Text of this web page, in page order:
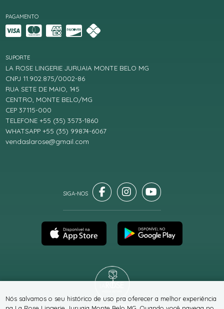
PAGAMENTO
SUPORTE
LA ROSE LINGERIE JURUAIA MONTE BELO MG
CNPJ 11.902.875/0002-86
RUA SETE DE MAIO, 145
CENTRO, MONTE BELO/MG
CEP 37115-000
TELEFONE +55 (35) 3573-1860
WHATSAPP +55 (35) 99874-6067
vendaslarose@gmail.com
® TODOS DIREITOS RESERVADOS
Nós salvamos o seu histórico de uso pra oferecer a melhor experiência